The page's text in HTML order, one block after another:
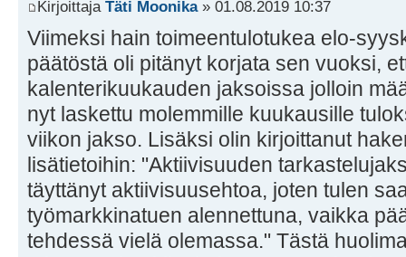
Kirjoittaja Täti Moonika» 01.08.2019 10:37
Viimeksi hain toimeentulotukea elo-
päätöstä oli pitänyt korjata sen vuoksi,
kalenterikuukauden jaksoissa jolloin
nyt laskettu molemmille kuukausille
viikon jakso. Lisäksi olin kirjoittanut
lisätietoihin: "Aktiivisuuden
täyttänyt aktiivisuusehtoa, joten tulen
työmarkkinatuen alennettuna, vaikka
tehdessä vielä olemassa." Tästä